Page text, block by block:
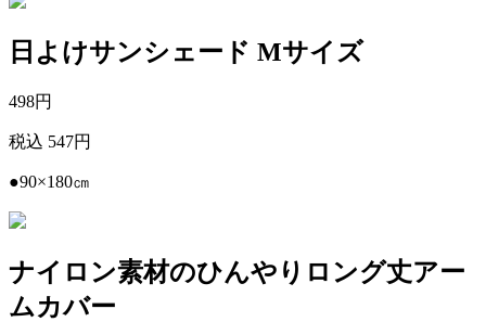
日よけサンシェード Mサイズ
498円
税込 547円
●90×180㎝
ナイロン素材のひんやりロング丈アー
ムカバー